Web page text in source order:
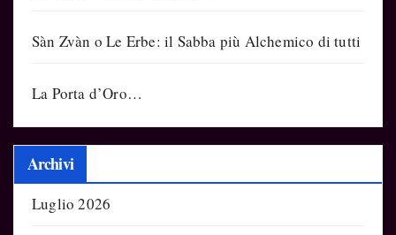
Sàn Zvàn o Le Erbe: il Sabba più Alchemico di tutti
La Porta d’Oro…
Archivi
Luglio 2026